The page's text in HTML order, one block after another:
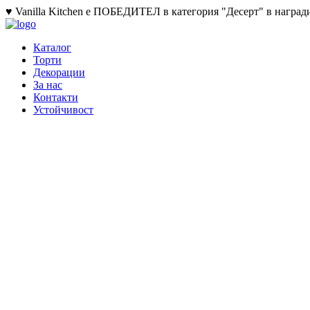
♥ Vanilla Kitchen е ПОБЕДИТЕЛ в категория "Десерт" в
Каталог
Торти
Декорации
За нас
Контакти
Устойчивост